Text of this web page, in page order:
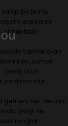
sahip bir firma;
alanlarını
tutmak olan
uzman
Geniş ürün
olur.
her detayın
şıklığı ve
sağlar.